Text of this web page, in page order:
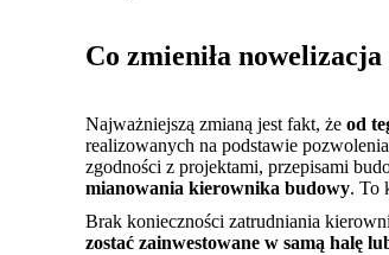
Co zmieniła
Najważniejszą zmianą jest fakt, że od
realizowanych na podstawie
zgodności z projektami, przepisami
mianowania kierownika budowy. To
Brak konieczności zatrudniania
zostać zainwestowane w samą halę